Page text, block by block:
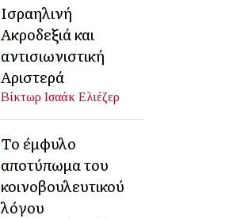
Ισραηλινή
Ακροδεξιά και
αντισιωνιστική
Αριστερά
Βίκτωρ Ισαάκ Ελιέζερ
Το έμφυλο
αποτύπωμα του
κοινοβουλευτικού
λόγου